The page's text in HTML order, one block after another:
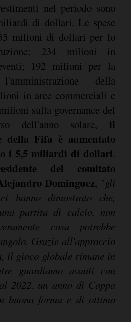
nel periodo sono
di dollari. Le spese
milioni di dollari per lo
234 milioni in
192 milioni per la
della
in aree commerciali e
sulla governance del
dell'anno solare, il
della Fifa è aumentato
i 5,5 miliardi di dollari.
del comitato
Dominguez, "gli
hanno dimostrato che,
partita di calcio, non
cosa potrebbe
Grazie all'approccio
il gioco globale rimane in
guardiamo avanti con
2022, un anno di Coppa
buona forma e di ottimo